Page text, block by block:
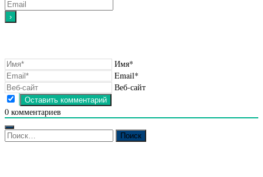
Имя*
Email*
Веб-сайт
0 комментариев
Найти: